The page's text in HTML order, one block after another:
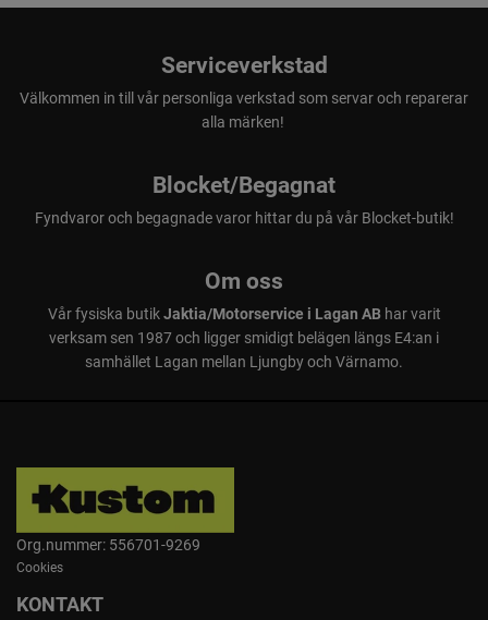
Serviceverkstad
Välkommen in till vår personliga verkstad som servar och reparerar
alla märken!
Blocket/Begagnat
Fyndvaror och begagnade varor hittar du på vår Blocket-butik!
Om oss
Vår fysiska butikJaktia/Motorservice i Lagan ABhar varit
verksam sen 1987 och ligger smidigt belägen längs E4:an i
samhället Lagan mellan Ljungby och Värnamo.
Org.nummer: 556701-9269
Cookies
KONTAKT